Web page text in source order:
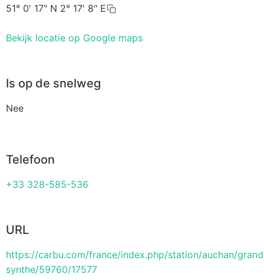
51° 0' 17" N 2° 17' 8" E
Bekijk locatie op Google maps
Is op de snelweg
Nee
Telefoon
+33 328-585-536
URL
https://carbu.com/france/index.php/station/auchan/
synthe/59760/17577